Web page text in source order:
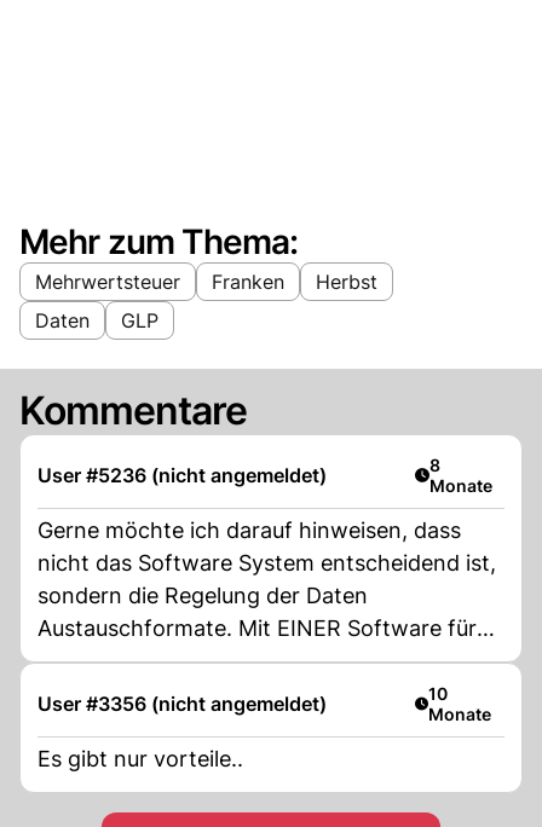
Mehr zum Thema:
Mehrwertsteuer Franken
Herbst
Daten
GLP
Kommentare
User #5236 (nicht angemeldet) Artikel
8
Monate
Gerne möchte ich darauf hinweisen, dass
nicht das Software System entscheidend ist,
sondern die Regelung der Daten
Austauschformate. Mit EINER Software für
ALLE macht man sich von einem System
abhängig.
User #3356 (nicht angemeldet) Artikel
10
Monate
Es gibt nur vorteile..